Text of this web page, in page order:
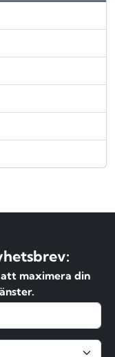
maximera din